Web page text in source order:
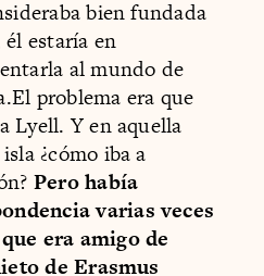
bien fundada
estaría en
al mundo de
problema era que
Lyell. Y en aquella
¿cómo iba a
Pero había
varias veces
era amigo de
de Erasmus